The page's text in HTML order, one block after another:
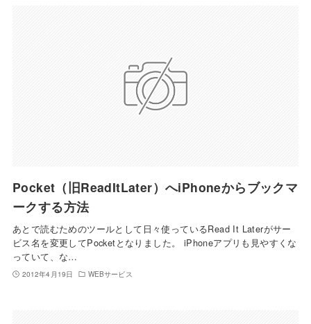
Pocket（旧ReadItLater）へiPhoneからブックマ
ークする方法
あとで読むためのツールとして日々使っているRead It Laterがサー
ビス名を変更してPocketとなりました。 iPhoneアプリも見やすくな
っていて、な…
2012年4月19日 WEBサービス